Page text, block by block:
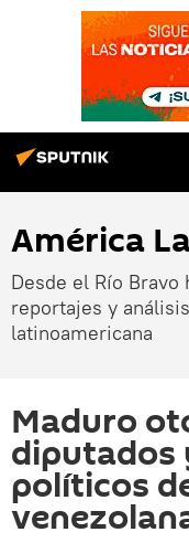
América
Desde el Río Bravo
reportajes y
latinoamericana
Maduro
diputados
políticos